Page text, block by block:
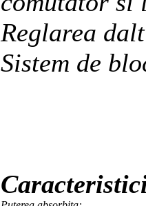
Reglarea
Sistem de